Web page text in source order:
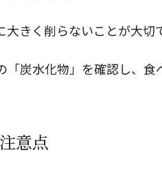
きく削らないことが大切
「炭水化物」を確認し、食
意点